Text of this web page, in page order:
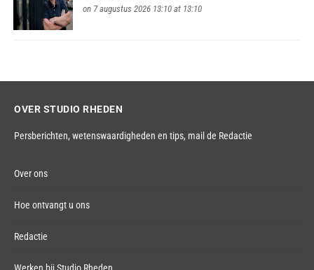
on 7 augustus 2026 13:10 at 13:10
OVER STUDIO RHEDEN
Persberichten, wetenswaardigheden en tips, mail de Redactie
Over ons
Hoe ontvangt u ons
Redactie